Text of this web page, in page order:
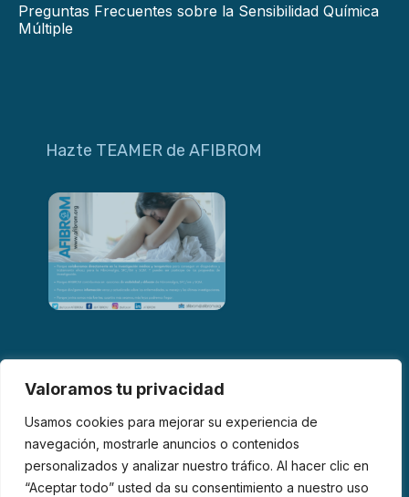
Valoramos tu privacidad
Usamos cookies para mejorar su experiencia de
navegación, mostrarle anuncios o contenidos
personalizados y analizar nuestro tráfico. Al hacer clic en
“Aceptar todo” usted da su consentimiento a nuestro uso
Preguntas Frecuentes sobre la Sensibilidad Química
Múltiple
Hazte TEAMER de AFIBROM
© 2026 AFIBROM. Todos los derechos reservados.